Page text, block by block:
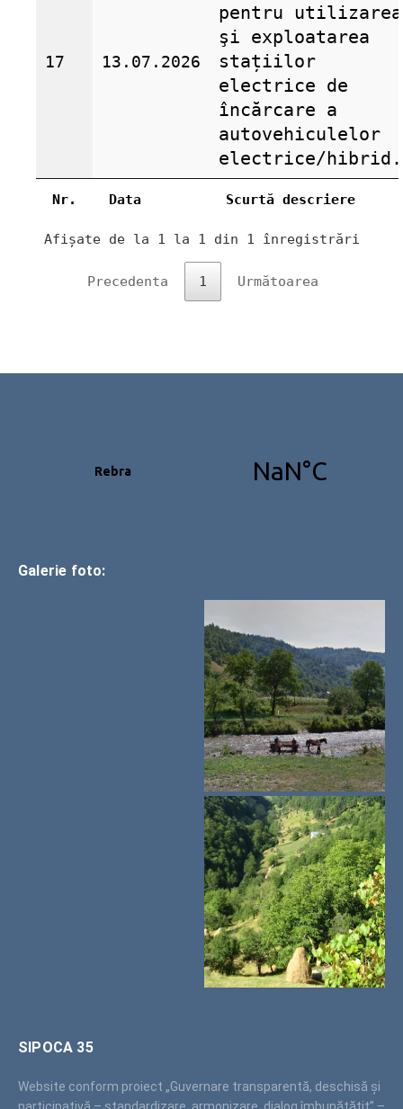
17 13.07.2026
pentru utilizarea
şi exploatarea
stațiilor
electrice de
încărcare a
autovehiculelor
electrice/hibrid.
Nr. Data Scurtă descriere
Afișate de la 1 la 1 din 1 înregistrări
Precedenta 1 Următoarea
Galerie foto:
SIPOCA 35
Website conform proiect „Guvernare transparentă, deschisă și